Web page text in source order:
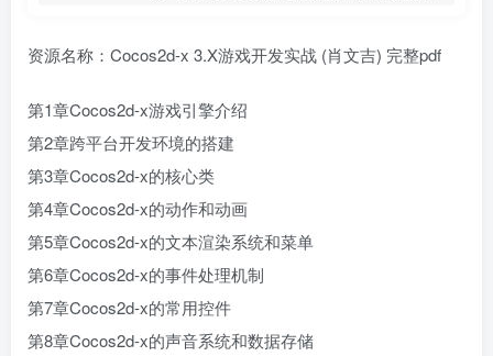
资源名称：Cocos2d-x 3.X游戏开发实战 (肖文吉) 完整pdf
第1章Cocos2d-x游戏引擎介绍
第2章跨平台开发环境的搭建
第3章Cocos2d-x的核心类
第4章Cocos2d-x的动作和动画
第5章Cocos2d-x的文本渲染系统和菜单
第6章Cocos2d-x的事件处理机制
第7章Cocos2d-x的常用控件
第8章Cocos2d-x的声音系统和数据存储